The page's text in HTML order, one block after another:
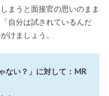
まうと面接官の思いのまま
自分は試されているんだ
けましょう。
ない？」に対して：MR